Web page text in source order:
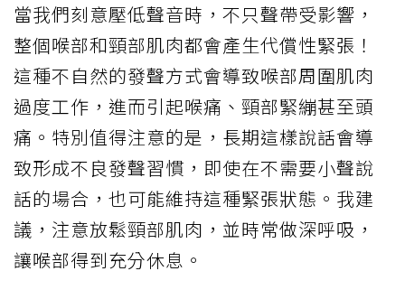
當我們刻意壓低聲音時，不只聲帶受影響，
整個喉部和頸部肌肉都會產生代償性緊張！
這種不自然的發聲方式會導致喉部周圍肌肉
過度工作，進而引起喉痛、頸部緊繃甚至頭
痛。特別值得注意的是，長期這樣說話會導
致形成不良發聲習慣，即使在不需要小聲說
話的場合，也可能維持這種緊張狀態。我建
議，注意放鬆頸部肌肉，並時常做深呼吸，
讓喉部得到充分休息。